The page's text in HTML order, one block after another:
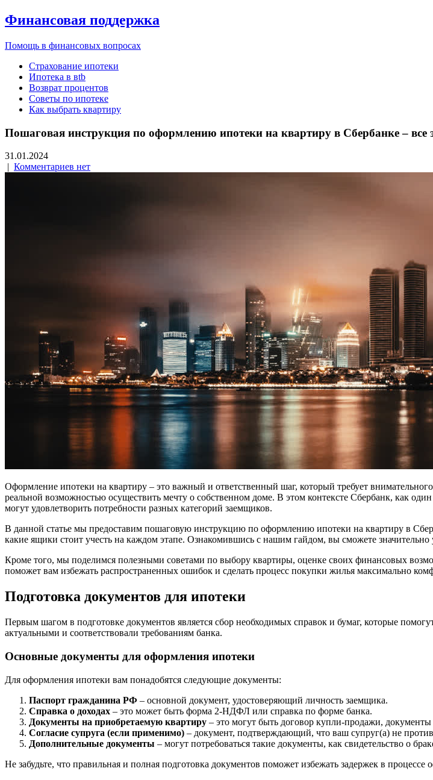
Финансовая поддержка
Помощь в финансовых вопросах
Страхование ипотеки
Ипотека в вtb
Возврат процентов
Советы по ипотеке
Как выбрать квартиру
Пошаговая инструкция по оформлению ипотеки на квартиру в Сбербанке – все
31.01.2024
| Комментариев нет
Оформление ипотеки на квартиру – это важный и ответственный шаг, который требует
реальной возможностью осуществить мечту о собственном доме. В этом контексте Сбербанк, как
могут удовлетворить потребности разных категорий заемщиков.
В данной статье мы предоставим пошаговую инструкцию по оформлению ипотеки на квартиру в
какие ящики стоит учесть на каждом этапе. Ознакомившись с нашим гайдом, вы сможете
Кроме того, мы поделимся полезными советами по выбору квартиры, оценке своих финансовых
поможет вам избежать распространенных ошибок и сделать процесс покупки жилья максимально
Подготовка документов для ипотеки
Первым шагом в подготовке документов является сбор необходимых справок и бумаг, которые
актуальными и соответствовали требованиям банка.
Основные документы для оформления ипотеки
Для оформления ипотеки вам понадобятся следующие документы:
Паспорт гражданина РФ – основной документ, удостоверяющий личность заемщика.
Справка о доходах – это может быть форма 2-НДФЛ или справка по форме банка.
Документы на приобретаемую квартиру – это могут быть договор купли-продажи,
Согласие супруга (если применимо) – документ, подтверждающий, что ваш супруг(а) не
Дополнительные документы – могут потребоваться такие документы, как свидетельство о
Не забудьте, что правильная и полная подготовка документов поможет избежать задержек в процессе